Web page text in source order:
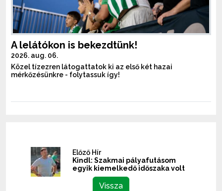
A lelátókon is bekezdtünk!
2026. aug. 06.
Közel tízezren látogattatok ki az első két hazai
mérkőzésünkre - folytassuk így!
Előző Hír
Kindl: Szakmai pályafutásom
egyik kiemelkedő időszaka volt
Vissza